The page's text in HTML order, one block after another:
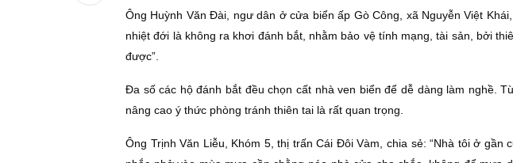
Ông Huỳnh Văn Đài, ngư dân ở cửa biển ấp Gò Công, xã Nguyễn Việt
nhiệt đới là không ra khơi đánh bắt, nhằm bảo vệ tính mạng, tài sản, bởi
được”.
Đa số các hộ đánh bắt đều chọn cất nhà ven biển để dễ dàng làm nghề.
nâng cao ý thức phòng tránh thiên tai là rất quan trọng.
Ông Trịnh Văn Liễu, Khóm 5, thị trấn Cái Đôi Vàm, chia sẻ: “Nhà tôi ở